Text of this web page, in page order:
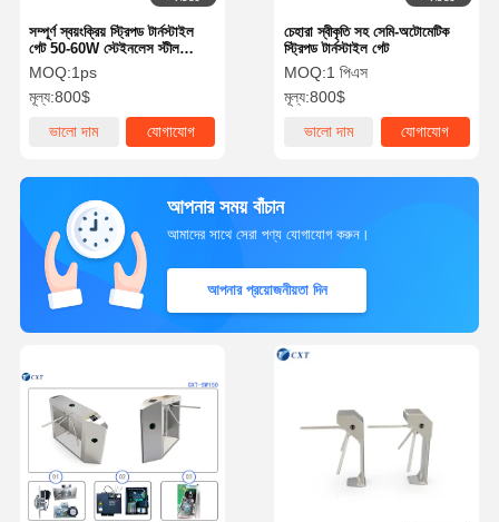
সম্পূর্ণ স্বয়ংক্রিয় স্ট্রিপড টার্নস্টাইল
গেট 50-60W স্টেইনলেস স্টীল
অ্যাক্সেস কন্ট্রোল
MOQ:1ps
মূল্য:800$
ভালো দাম
যোগাযোগ
চেহারা স্বীকৃতি সহ সেমি-অটোমেটিক
স্ট্রিপড টার্নস্টাইল গেট
MOQ:1 পিএস
মূল্য:800$
ভালো দাম
যোগাযোগ
আপনার সময় বাঁচান
আমাদের সাথে সেরা পণ্য যোগাযোগ করুন।
আপনার প্রয়োজনীয়তা দিন